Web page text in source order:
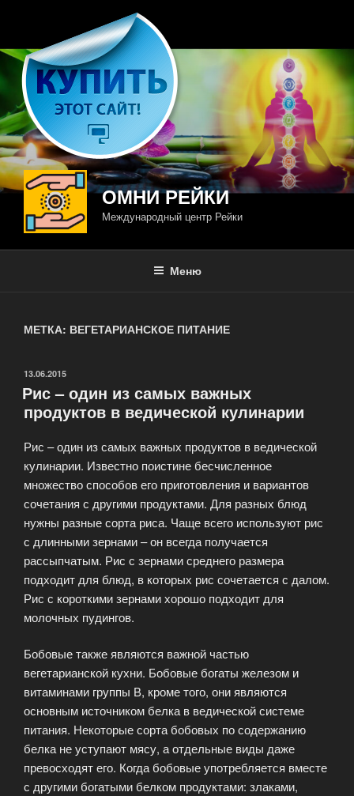
содержимому
ОМНИ РЕЙКИ
Международный центр Рейки
Меню
МЕТКА: ВЕГЕТАРИАНСКОЕ ПИТАНИЕ
ОПУБЛИКОВАНО
13.06.2015
Рис – один из самых важных
продуктов в ведической кулинарии
Рис – один из самых важных продуктов в ведической
кулинарии. Известно поистине бесчисленное
множество способов его приготовления и вариантов
сочетания с другими продуктами. Для разных блюд
нужны разные сорта риса. Чаще всего используют рис
с длинными зернами – он всегда получается
рассыпчатым. Рис с зернами среднего размера
подходит для блюд, в которых рис сочетается с далом.
Рис с короткими зернами хорошо подходит для
молочных пудингов.
Бобовые также являются важной частью
вегетарианской кухни. Бобовые богаты железом и
витаминами группы В, кроме того, они являются
основным источником белка в ведической системе
питания. Некоторые сорта бобовых по содержанию
белка не уступают мясу, а отдельные виды даже
превосходят его. Когда бобовые употребляется вместе
с другими богатыми белком продуктами: злаками,